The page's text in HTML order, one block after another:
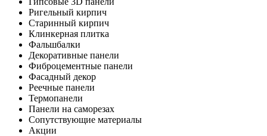
Ригельный кирпич
Старинный кирпич
Клинкерная плитка
Фальшбалки
Декоративные панели
Фиброцементные панели
Фасадный декор
Реечные панели
Термопанели
Панели на саморезах
Сопутствующие материалы
Акции